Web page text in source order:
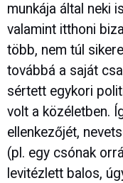
munkája által neki
valamint itthoni
több, nem túl
továbbá a saját
sértett egykori
volt a közéletben.
ellenkezőjét,
(pl. egy csónak
levitézlett balos,